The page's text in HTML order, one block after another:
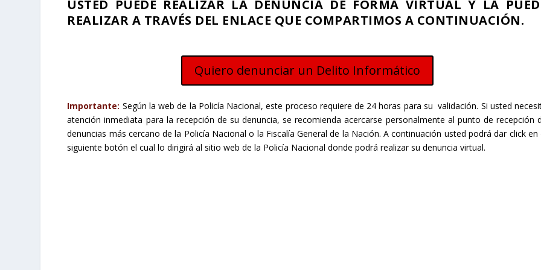
USTED PUEDE REALIZAR LA DENUNCIA DE FORMA VIRTUAL Y LA
REALIZAR A TRAVÉS DEL ENLACE QUE COMPARTIMOS A CONTINUACIÓN.
Quiero denunciar un Delito Informático
Importante: Según la web de la Policía Nacional, este proceso requiere de 24 horas para su validación. Si usted
atención inmediata para la recepción de su denuncia, se recomienda acercarse personalmente al punto de recepción
denuncias más cercano de la Policía Nacional o la Fiscalía General de la Nación.A continuación usted podrá dar click en
siguiente botón el cual lo dirigirá al sitio web de la Policía Nacional donde podrá realizar su denuncia virtual.